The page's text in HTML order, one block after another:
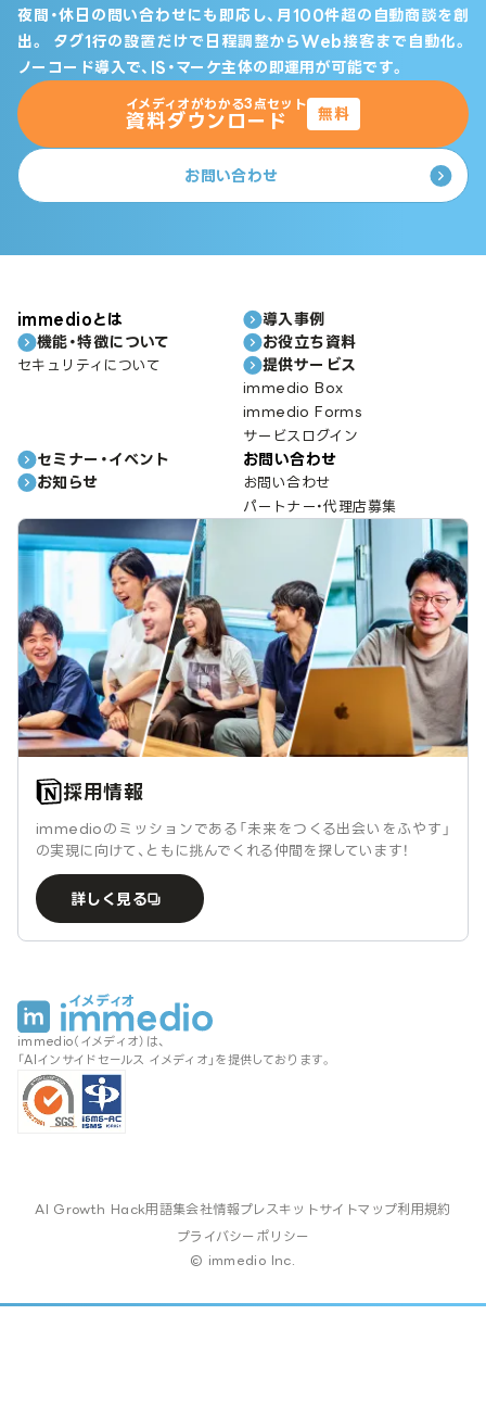
夜間・休日の問い合わせにも即応し、月100件超の自動商談を創
出。
タグ1行の設置だけで日程調整からWeb接客まで自動化。
ノーコード導入で、IS・マーケ主体の即運用が可能です。
イメディオがわかる3点セット
資料ダウンロード 無料
お問い合わせ
immedioとは
機能・特徴について
セキュリティについて
導入事例
お役立ち資料
提供サービス
immedio Box
immedio Forms
サービスログイン
セミナー・イベント
お知らせ
お問い合わせ
お問い合わせ
パートナー・代理店募集
採用情報
immedioのミッションである「未来をつくる出会いをふやす」
の実現に向けて、ともに挑んでくれる仲間を探しています！
詳しく見る
immedio（イメディオ）は、
「AIインサイドセールス イメディオ」を提供しております。
AI Growth Hack用語集会社情報プレスキットサイトマップ利用規約
プライバシーポリシー
© immedio Inc.